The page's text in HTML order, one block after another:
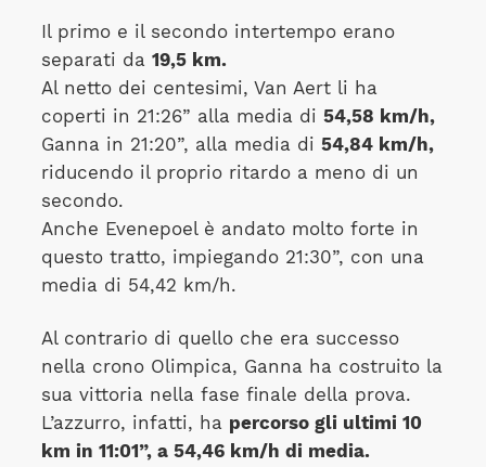
Il primo e il secondo intertempo erano
separati da 19,5 km.
Al netto dei centesimi, Van Aert li ha
coperti in 21:26” alla media di 54,58 km/h,
Ganna in 21:20”, alla media di 54,84 km/h,
riducendo il proprio ritardo a meno di un
secondo.
Anche Evenepoel è andato molto forte in
questo tratto, impiegando 21:30”, con una
media di 54,42 km/h.
Al contrario di quello che era successo
nella crono Olimpica, Ganna ha costruito la
sua vittoria nella fase finale della prova.
L’azzurro, infatti, ha percorso gli ultimi 10
km in 11:01”, a 54,46 km/h di media.